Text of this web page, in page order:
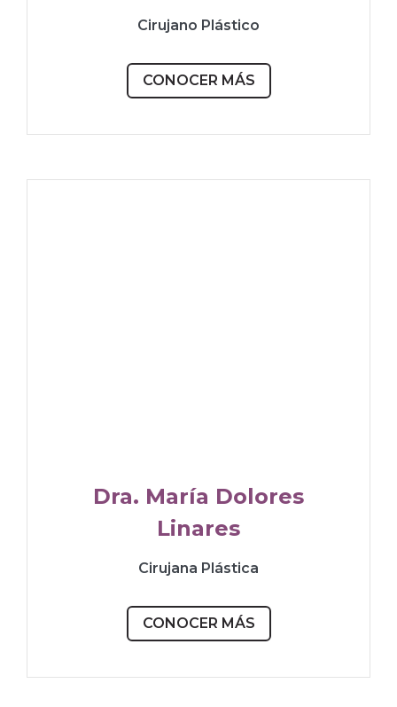
Cirujano Plástico
CONOCER MÁS
Dra. María Dolores
Linares
Cirujana Plástica
CONOCER MÁS